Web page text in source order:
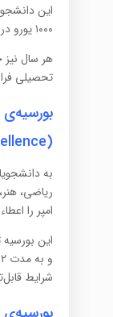
این
۱۰۰۰ یورو دریافت می‌کنند.
تحصیلی
(Ampere Scholarships of Excellence)
به
ریاضی،
امپر را
شرایط